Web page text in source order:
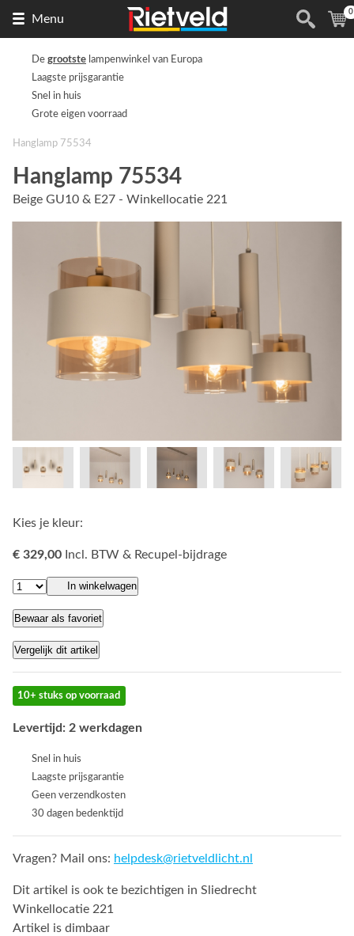
Menu
de
(
0
De grootste lampenwinkel van Europa
Laagste prijsgarantie
Snel in huis
Grote eigen voorraad
Hanglamp 75534
Hanglamp 75534
Beige GU10 & E27 - Winkellocatie 221
Kies je kleur:
€ 329,00 Incl. BTW & Recupel-bijdrage
In winkelwagen
Bewaar als favoriet
Vergelijk dit artikel
10+ stuks op voorraad
Levertijd: 2 werkdagen
Snel in huis
Laagste prijsgarantie
Geen verzendkosten
30 dagen bedenktijd
Vragen? Mail ons: helpdesk@rietveldlicht.nl
Dit artikel is ook te bezichtigen in Sliedrecht
Winkellocatie 221
Artikel is dimbaar